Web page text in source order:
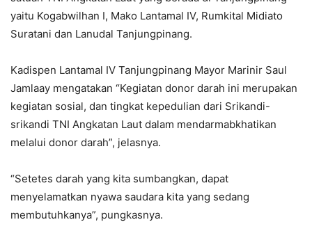
yaitu Kogabwilhan I, Mako Lantamal IV, Rumkital Midiato
Suratani dan Lanudal Tanjungpinang.
Kadispen Lantamal IV Tanjungpinang Mayor Marinir Saul
Jamlaay mengatakan “Kegiatan donor darah ini merupakan
kegiatan sosial, dan tingkat kepedulian dari Srikandi-
srikandi TNI Angkatan Laut dalam mendarmabkhatikan
melalui donor darah”, jelasnya.
“Setetes darah yang kita sumbangkan, dapat
menyelamatkan nyawa saudara kita yang sedang
membutuhkanya”, pungkasnya.